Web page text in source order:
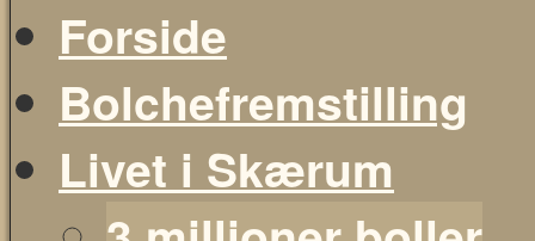
Forside
Bolchefremstilling
Livet i Skærum